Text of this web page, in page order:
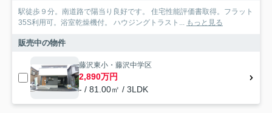
駅徒歩９分。南道路で陽当り良好です。 住宅性能評価書取得。フラット
35S利用可。浴室乾燥機付。 ハウジングトラスト... もっと見る
販売中の物件
藤沢東小・藤沢中学区
2,890万円
- / 81.00㎡ / 3LDK